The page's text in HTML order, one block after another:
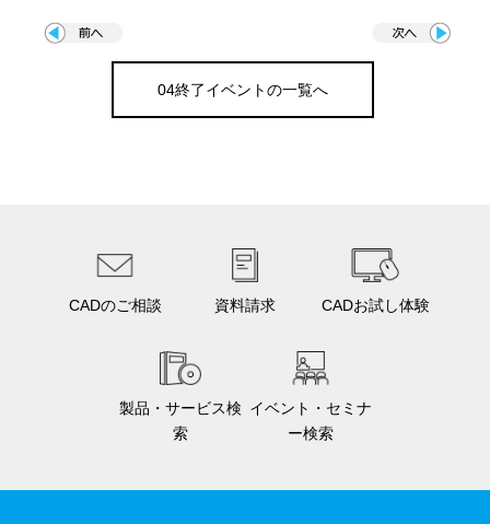
04終了イベントの一覧へ
CADのご相談 資料請求 CADお試し体験
製品・サービス検
索
イベント・セミナ
ー検索